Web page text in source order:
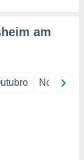
am
Novembro